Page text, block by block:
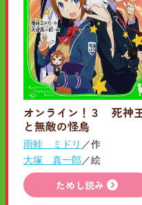
オンライン！３ 死神
と無敵の怪鳥
雨蛙 ミドリ ／作
大塚 真一郎 ／絵
ためし読み